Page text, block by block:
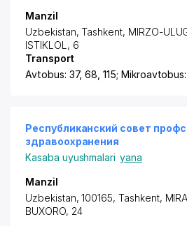
Manzil
Uzbekistan, Tashkent, MIRZO-
ISTIKLOL, 6
Transport
Avtobus: 37, 68, 115;
Республиканский совет
здравоохранения
Kasaba uyushmalari yana
Manzil
Uzbekistan, 100165, Tashkent,
BUXORO, 24